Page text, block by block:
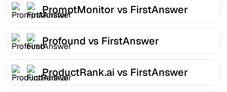
PromptMonitor vs FirstAnswer
Profound vs FirstAnswer
ProductRank.ai vs FirstAnswer